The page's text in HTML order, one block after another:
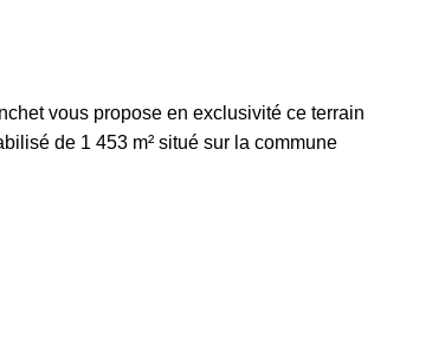
vous propose en exclusivité ce terrain
de 1 453 m² situé sur la commune